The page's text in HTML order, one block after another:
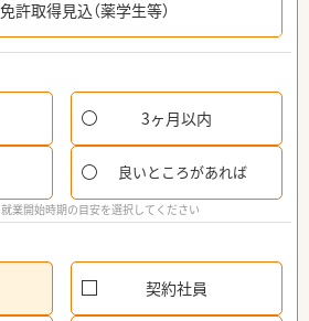
許取得見込（薬学生等）
3ヶ月以内
良いところがあれば
業開始時期の目安を選択してください
契約社員